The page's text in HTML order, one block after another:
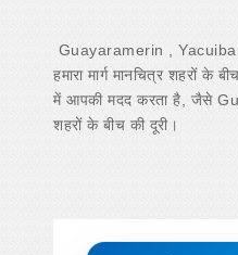
Guayaramerin , Yacuiba
हमारा मार्ग मानचित्र शहरों के
में आपकी मदद करता है, जैसे
शहरों के बीच की दूरी।